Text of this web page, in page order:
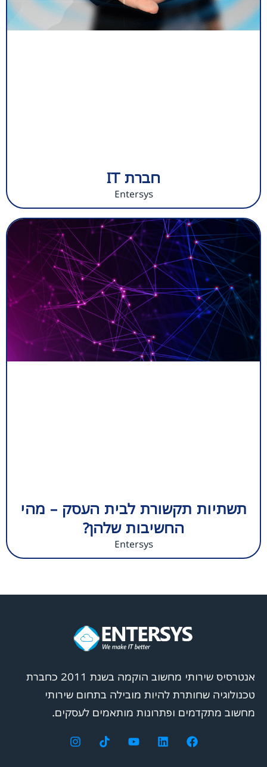
חברת IT
Entersys
תשתיות תקשורת לבית העסק – מהי
החשיבות שלהן?
Entersys
אנטרסיס שירותי מחשוב הוקמה בשנת 2011 כחברת
טכנולוגיה שחותרת להיות מובילה בתחום שירותי
מחשוב מתקדמים ופתרונות מותאמים לעסקים.